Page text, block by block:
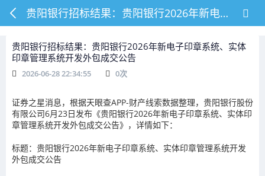
贵阳银行招标结果：贵阳银行2026年新电子印章系统、实体印章管理系统开发外包成交公告
贵阳银行招标结果：贵阳银行2026年新电子印章系统、实体
印章管理系统开发外包成交公告
2026-06-28 22:34:55 0次
证券之星消息，根据天眼查APP-财产线索数据整理，贵阳银行股份
有限公司6月23日发布《贵阳银行2026年新电子印章系统、实体印
章管理系统开发外包成交公告》，详情如下：
标题：贵阳银行2026年新电子印章系统、实体印章管理系统开发
外包成交公告